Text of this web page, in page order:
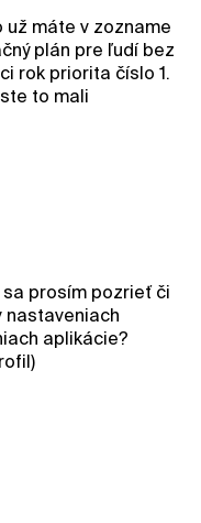
už máte v zozname
plán pre ľudí bez
rok priorita číslo 1.
to mali
prosím pozrieť či
nastaveniach
aplikácie?